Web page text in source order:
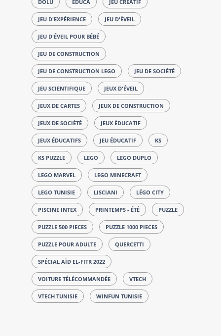
DOLU EDUCA JEU CRÉATIF
JEU D'EXPÉRIENCE JEU D'ÉVEIL
JEU D'ÉVEIL POUR BÉBÉ
JEU DE CONSTRUCTION
JEU DE CONSTRUCTION LEGO JEU DE SOCIÉTÉ
JEU SCIENTIFIQUE JEUX D'ÉVEIL
JEUX DE CARTES JEUX DE CONSTRUCTION
JEUX DE SOCIÉTÉ JEUX ÉDUCATIF
JEUX ÉDUCATIFS JEU ÉDUCATIF KS
KS PUZZLE LEGO LEGO DUPLO
LEGO MARVEL LEGO MINECRAFT
LEGO TUNISIE LISCIANI LÉGO CITY
PISCINE INTEX PRINTEMPS - ÉTÉ PUZZLE
PUZZLE 500 PIECES PUZZLE 1000 PIECES
PUZZLE POUR ADULTE QUERCETTI
SPÉCIAL AÏD EL-FITR 2022
VOITURE TÉLÉCOMMANDÉE VTECH
VTECH TUNISIE WINFUN TUNISIE